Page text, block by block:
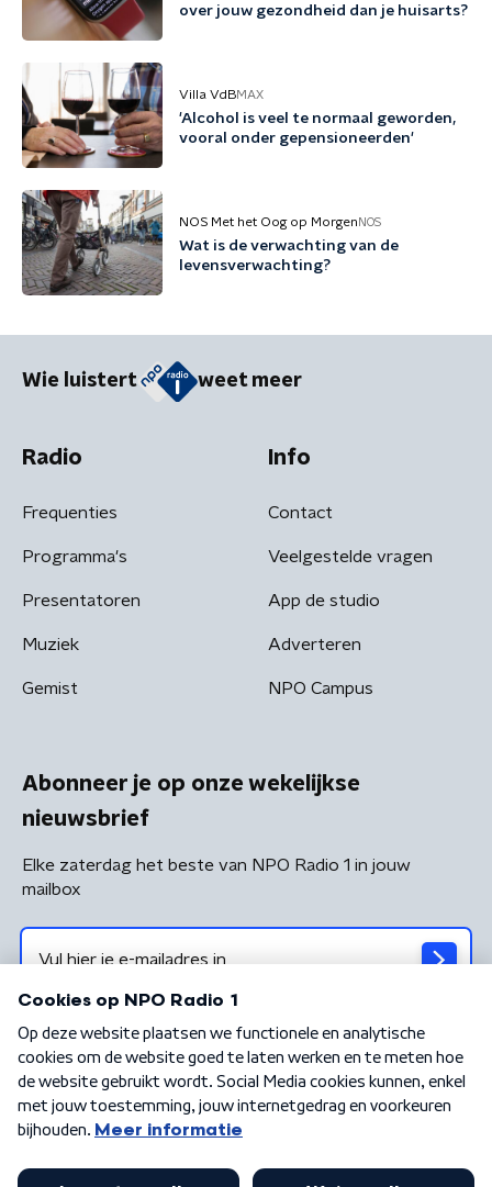
over jouw gezondheid dan je huisarts?
Villa VdBMAX
'Alcohol is veel te normaal geworden,
vooral onder gepensioneerden'
NOS Met het Oog op Morgen NOS
Wat is de verwachting van de
levensverwachting?
Wie luistert weet meer
Radio
Frequenties
Programma's
Presentatoren
Muziek
Gemist
Info
Contact
Veelgestelde vragen
App de studio
Adverteren
NPO Campus
Abonneer je op onze wekelijkse
nieuwsbrief
Elke zaterdag het beste van NPO Radio 1 in jouw
mailbox
Algemene voorwaarden